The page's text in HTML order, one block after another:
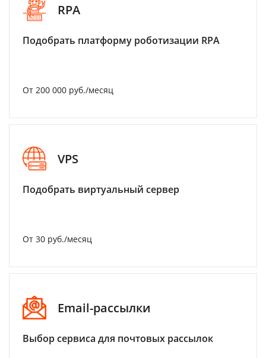
RPA
Подобрать платформу роботизации RPA
От 200 000 руб./месяц
VPS
Подобрать виртуальный сервер
От 30 руб./месяц
Email-рассылки
Выбор сервиса для почтовых рассылок